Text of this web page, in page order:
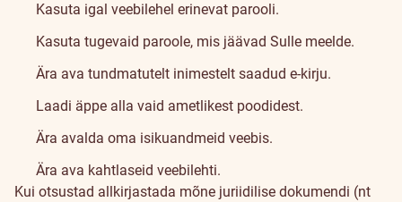
Kasuta igal veebilehel erinevat parooli.
Kasuta tugevaid paroole, mis jäävad Sulle meelde.
Ära ava tundmatutelt inimestelt saadud e-kirju.
Laadi äppe alla vaid ametlikest poodidest.
Ära avalda oma isikuandmeid veebis.
Ära ava kahtlaseid veebilehti.
Kui otsustad allkirjastada mõne juriidilise dokumendi (nt